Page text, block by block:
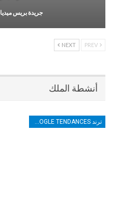
جريدة بريس ميديا
NEXT
أنشطة الملك
ترند TRENDS GOOGLE TENDANCES